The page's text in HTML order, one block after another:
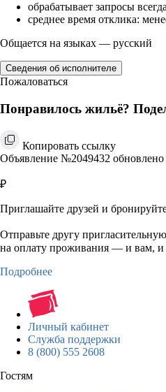
обрабатывает запросы всегда
среднее время отклика:
Общается на языках — русский
Сведения об исполнителе
Пожаловаться
Понравилось жильё?
Копировать ссылку
Объявление №2049432 обновлено
₽
Приглашайте друзей и
Отправьте другу
на оплату проживания — и вам, и
Подробнее
Личный кабинет
Служба поддержки
8 (800) 555 2608
Гостям